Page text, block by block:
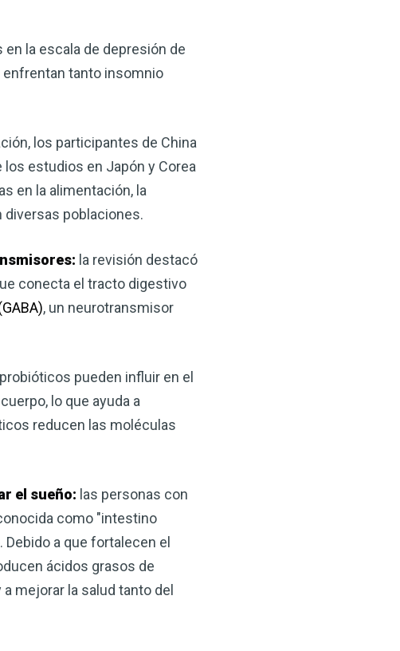
la escala de depresión de
enfrentan tanto insomnio
los participantes de China
estudios en Japón y Corea
en la alimentación, la
poblaciones.
la revisión destacó
conecta el tracto digestivo
, un neurotransmisor
pueden influir en el
lo que ayuda a
reducen las moléculas
el sueño: las personas con
como "intestino
a que fortalecen el
ácidos grasos de
mejorar la salud tanto del